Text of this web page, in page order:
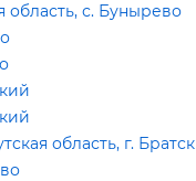
с. Бунырево
область, г. Братск